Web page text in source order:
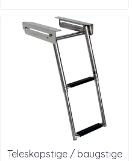
Teleskopstige / baugstige